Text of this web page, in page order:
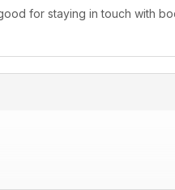
for staying in touch with